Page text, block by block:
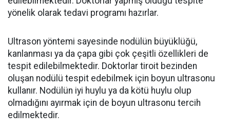
yönelik olarak tedavi programı hazırlar.
Ultrason yöntemi sayesinde nodülün büyüklüğü,
kanlanması ya da çapa gibi çok çeşitli özellikleri de
tespit edilebilmektedir. Doktorlar tiroit bezinden
oluşan nodülü tespit edebilmek için boyun ultrasonu
kullanır. Nodülün iyi huylu ya da kötü huylu olup
olmadığını ayırmak için de boyun ultrasonu tercih
edilmektedir.